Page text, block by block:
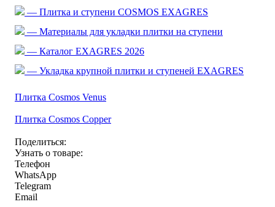
— Плитка и ступени COSMOS EXAGRES
— Материалы для укладки плитки на ступени
— Каталог EXAGRES 2026
— Укладка крупной плитки и ступеней EXAGRES
Плитка Cosmos Venus
Плитка Cosmos Copper
Поделиться:
Узнать о товаре:
Телефон
WhatsApp
Telegram
Email